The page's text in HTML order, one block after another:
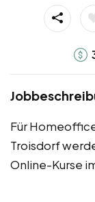
Für
Troisdorf
Online-Kurse